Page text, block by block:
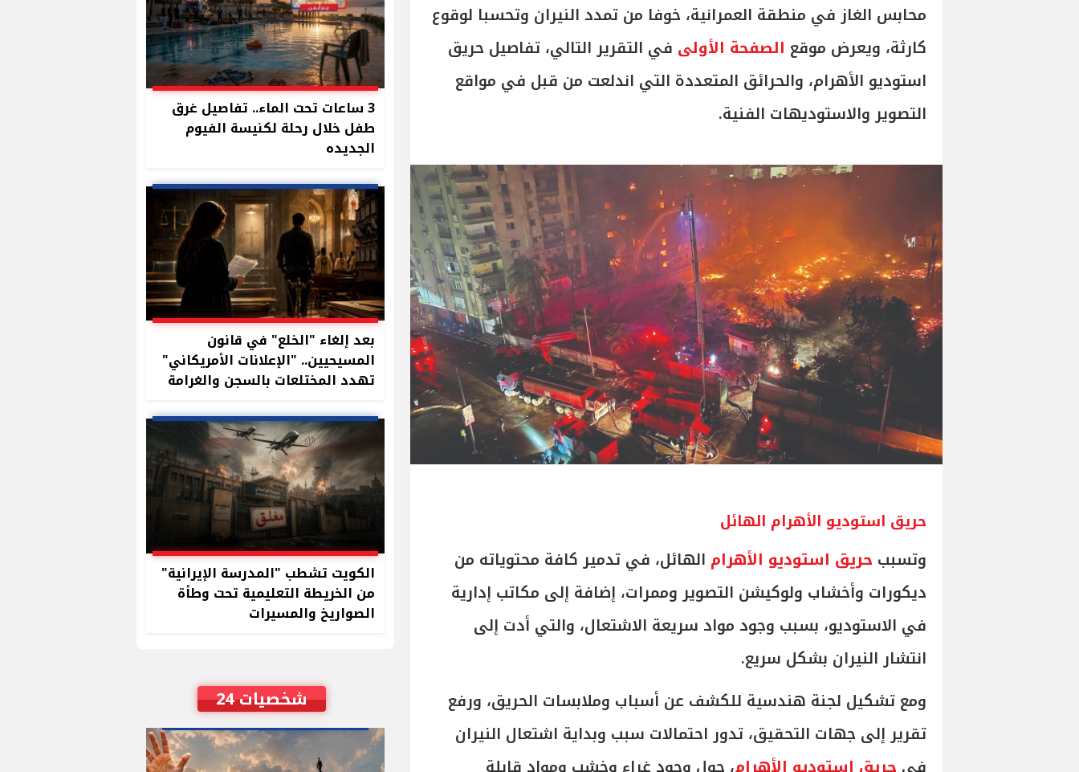
محابس الغاز في منطقة العمرانية، خوفا من تمدد النيران وتحسبا لوقوع
كارثة، ويعرض موقع الصفحة الأولى في التقرير التالي، تفاصيل حريق
استوديو الأهرام، والحرائق المتعددة التي اندلعت من قبل في مواقع
التصوير والاستوديهات الفنية.
حريق استوديو الأهرام الهائل
وتسبب حريق استوديو الأهرام الهائل، في تدمير كافة محتوياته من
ديكورات وأخشاب ولوكيشن التصوير وممرات، إضافة إلى مكاتب إدارية
في الاستوديو، بسبب وجود مواد سريعة الاشتعال، والتي أدت إلى
انتشار النيران بشكل سريع.
ومع تشكيل لجنة هندسية للكشف عن أسباب وملابسات الحريق، ورفع
تقرير إلى جهات التحقيق، تدور احتمالات سبب وبداية اشتعال النيران
3 ساعات تحت الماء.. تفاصيل غرق
طفل خلال رحلة لكنيسة الفيوم
الجديده
بعد إلغاء "الخلع" في قانون
المسيحيين.. "الإعلانات الأمريكاني"
تهدد المختلعات بالسجن والغرامة
الكويت تشطب "المدرسة الإيرانية"
من الخريطة التعليمية تحت وطأة
الصواريخ والمسيرات
شخصيات 24